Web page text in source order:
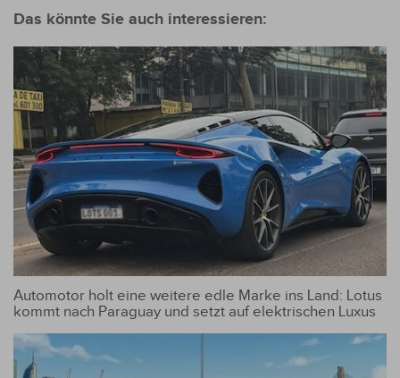
Charts
Das könnte Sie auch interessieren:
Automotor holt eine weitere edle Marke ins Land: Lotus
kommt nach Paraguay und setzt auf elektrischen Luxus